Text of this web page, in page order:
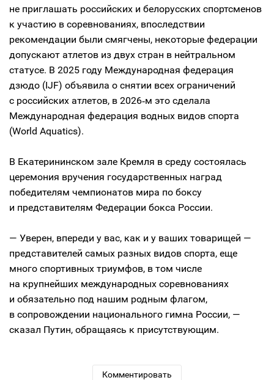
не приглашать российских и белорусских спортсменов
к участию в соревнованиях, впоследствии
рекомендации были смягчены, некоторые федерации
допускают атлетов из двух стран в нейтральном
статусе. В 2025 году Международная федерация
дзюдо (IJF) объявила о снятии всех ограничений
с российских атлетов, в 2026‑м это сделала
Международная федерация водных видов спорта
(World Aquatics).
В Екатерининском зале Кремля в среду состоялась
церемония вручения государственных наград
победителям чемпионатов мира по боксу
и представителям Федерации бокса России.
— Уверен, впереди у вас, как и у ваших товарищей —
представителей самых разных видов спорта, еще
много спортивных триумфов, в том числе
на крупнейших международных соревнованиях
и обязательно под нашим родным флагом,
в сопровождении национального гимна России, —
сказал Путин, обращаясь к присутствующим.
Комментировать